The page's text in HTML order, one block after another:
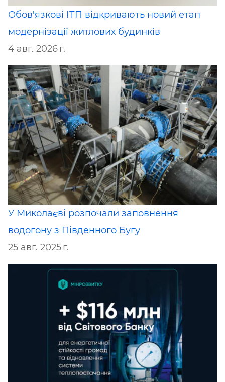
Обов'язкові ІТП відкривають новий етап
модернізації житлових будинків
4 авг. 2026 г.
У Миколаєві розпочали заповнення
водогону з Південного Бугу
25 авг. 2025 г.